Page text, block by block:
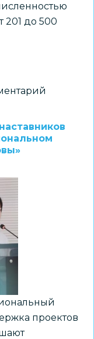
201 до 500
проектов